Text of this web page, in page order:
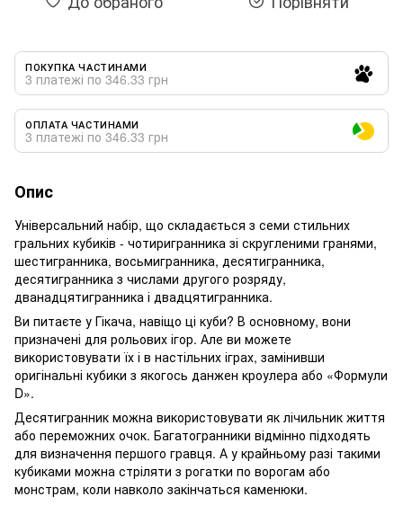
ПОКУПКА ЧАСТИНАМИ
3 платежі по 346.33 грн
ОПЛАТА ЧАСТИНАМИ
3 платежі по 346.33 грн
Опис
Універсальний набір, що складається з семи стильних
гральних кубиків - чотиригранника зі скругленими гранями,
шестигранника, восьмигранника, десятигранника,
десятигранника з числами другого розряду,
дванадцятигранника і двадцятигранника.
Ви питаєте у Гікача, навіщо ці куби? В основному, вони
призначені для рольових ігор. Але ви можете
використовувати їх і в настільних іграх, замінивши
оригінальні кубики з якогось данжен кроулера або «Формули
D».
Десятигранник можна використовувати як лічильник життя
або переможних очок. Багатогранники відмінно підходять
для визначення першого гравця. А у крайньому разі такими
кубиками можна стріляти з рогатки по ворогам або
монстрам, коли навколо закінчаться каменюки.